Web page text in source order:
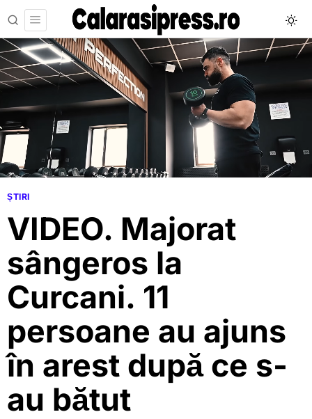
ȘTIRI
VIDEO. Majorat
sângeros la
Curcani. 11
persoane au ajuns
în arest după ce s-
au bătut